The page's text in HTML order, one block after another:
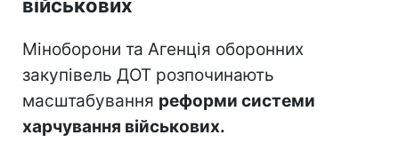
військових
Міноборони та Агенція оборонних
закупівель ДОТ розпочинають
масштабування реформи системи
харчування військових.